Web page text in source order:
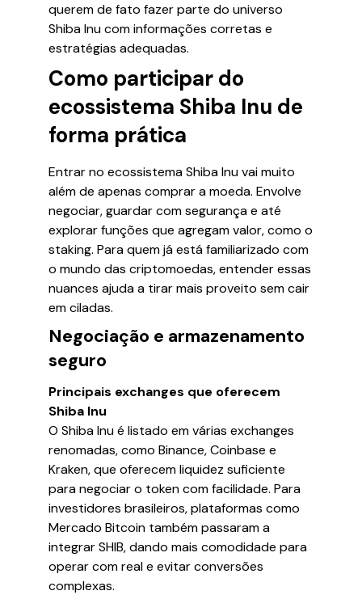
querem de fato fazer parte do universo
Shiba Inu com informações corretas e
estratégias adequadas.
Como participar do
ecossistema Shiba Inu de
forma prática
Entrar no ecossistema Shiba Inu vai muito
além de apenas comprar a moeda. Envolve
negociar, guardar com segurança e até
explorar funções que agregam valor, como o
staking. Para quem já está familiarizado com
o mundo das criptomoedas, entender essas
nuances ajuda a tirar mais proveito sem cair
em ciladas.
Negociação e armazenamento
seguro
Principais exchanges que oferecem
Shiba Inu
O Shiba Inu é listado em várias exchanges
renomadas, como Binance, Coinbase e
Kraken, que oferecem liquidez suficiente
para negociar o token com facilidade. Para
investidores brasileiros, plataformas como
Mercado Bitcoin também passaram a
integrar SHIB, dando mais comodidade para
operar com real e evitar conversões
complexas.